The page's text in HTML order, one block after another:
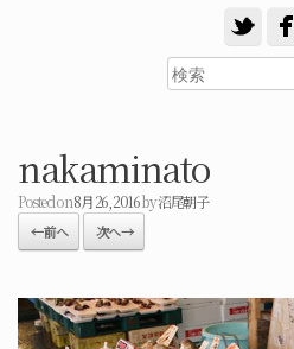
nakaminato
Posted on8月 26, 2016by沼尾朝子
← 前へ 次へ →